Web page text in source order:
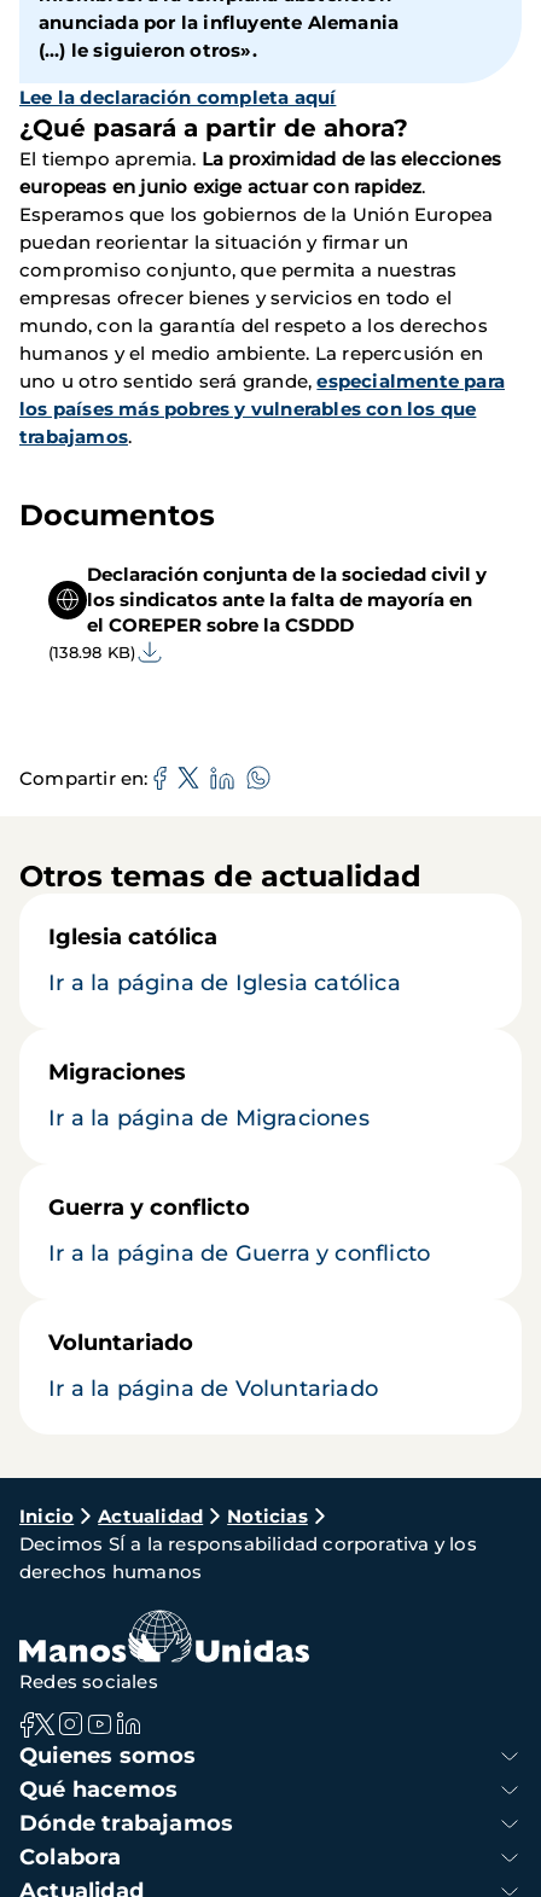
anunciada por la influyente Alemania
(…) le siguieron otros».
Lee la declaración completa aquí
¿Qué pasará a partir de ahora?
El tiempo apremia. La proximidad de las elecciones
europeas en junio exige actuar con rapidez.
Esperamos que los gobiernos de la Unión Europea
puedan reorientar la situación y firmar un
compromiso conjunto, que permita a nuestras
empresas ofrecer bienes y servicios en todo el
mundo, con la garantía del respeto a los derechos
humanos y el medio ambiente. La repercusión en
uno u otro sentido será grande,especialmente para
los países más pobres y vulnerables con los que
trabajamos.
Documentos
Declaración conjunta de la sociedad civil y
los sindicatos ante la falta de mayoría en
el COREPER sobre la CSDDD
(138.98 KB)
Compartir en
Otros temas de actualidad
Iglesia católica
Ir a la página de Iglesia católica
Migraciones
Ir a la página de Migraciones
Guerra y conflicto
Ir a la página de Guerra y conflicto
Voluntariado
Ir a la página de Voluntariado
Ruta
de
navegación
Inicio Actualidad
Noticias
Decimos SÍ a la responsabilidad corporativa y los
derechos humanos
Navegación
principal
Quienes somos
Qué hacemos
Dónde trabajamos
Colabora
Actualidad
Redes sociales